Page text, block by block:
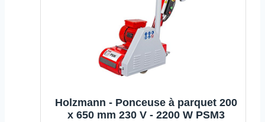
Holzmann - Ponceuse à parquet 200
x 650 mm 230 V - 2200 W PSM3